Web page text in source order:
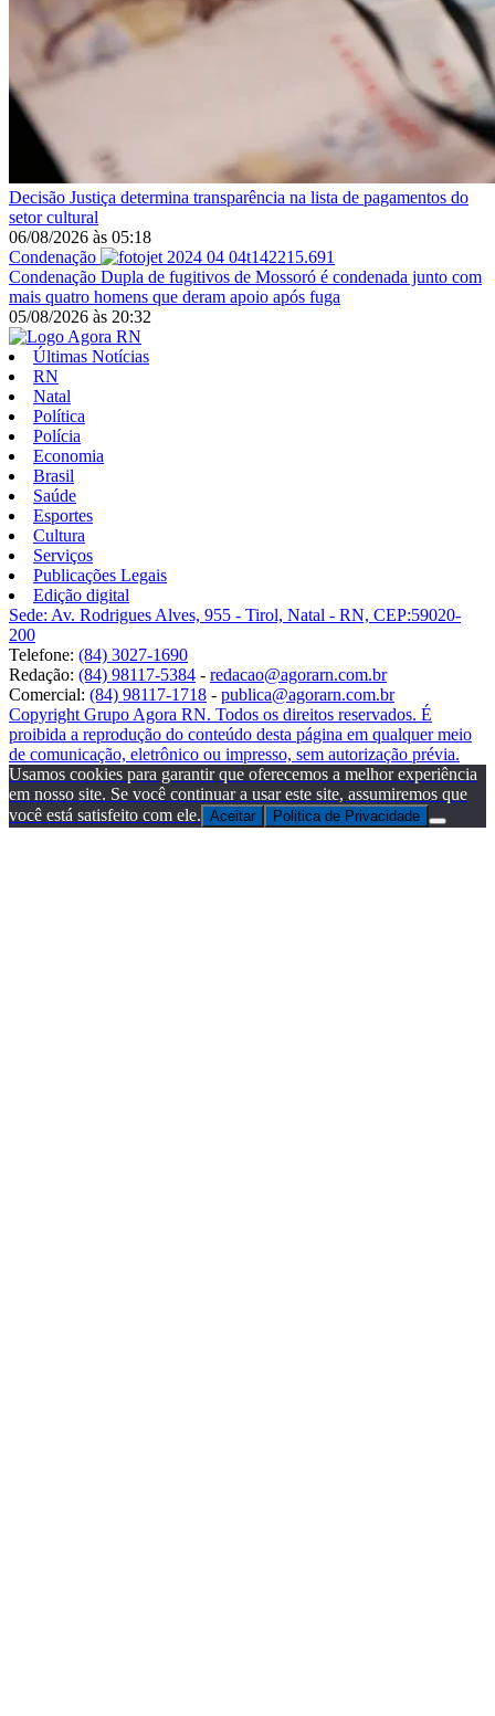
Decisão Justiça determina transparência na lista de pagamentos do
setor cultural
06/08/2026 às 05:18
Condenação
Condenação Dupla de fugitivos de Mossoró é condenada junto com
mais quatro homens que deram apoio após fuga
05/08/2026 às 20:32
Últimas Notícias
RN
Natal
Política
Polícia
Economia
Brasil
Saúde
Esportes
Cultura
Serviços
Publicações Legais
Edição digital
Sede: Av. Rodrigues Alves, 955 - Tirol, Natal - RN, CEP:59020-
200
Telefone: (84) 3027-1690
Redação: (84) 98117-5384 - redacao@agorarn.com.br
Comercial: (84) 98117-1718 - publica@agorarn.com.br
Copyright Grupo Agora RN. Todos os direitos reservados. É
proibida a reprodução do conteúdo desta página em qualquer meio
de comunicação, eletrônico ou impresso, sem autorização prévia.
Usamos cookies para garantir que oferecemos a melhor experiência
em nosso site. Se você continuar a usar este site, assumiremos que
você está satisfeito com ele. Aceitar Politica de Privacidade